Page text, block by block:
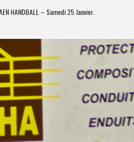
HANDBALL – Samedi 25 Janvier.